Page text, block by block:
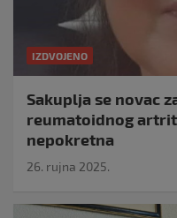
IZDVOJENO
Sakuplja se novac
reumatoidnog
nepokretna
26. rujna 2025.